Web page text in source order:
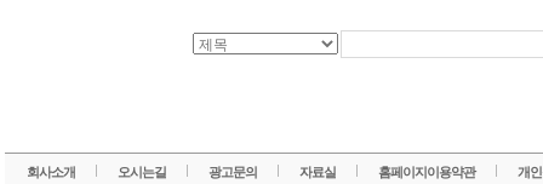
회사소개 오시는길 광고문의 자료실 홈페이지이용약관 개